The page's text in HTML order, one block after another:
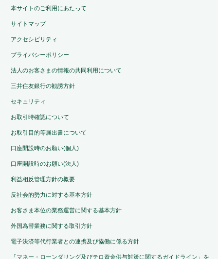
本サイトのご利用にあたって
サイトマップ
アクセシビリティ
プライバシーポリシー
法人のお客さまの情報の共同利用について
三井住友銀行の勧誘方針
セキュリティ
お取引時確認について
お取引目的等届出書について
口座開設時のお願い(個人)
口座開設時のお願い(法人)
利益相反管理方針の概要
反社会的勢力に対する基本方針
お客さま本位の業務運営に関する基本方針
外国為替業務に関する取引方針
電子決済等代行業者との連携及び協働に係る方針
「マネー・ローンダリング及びテロ資金供与対策に関するガイドライン」を